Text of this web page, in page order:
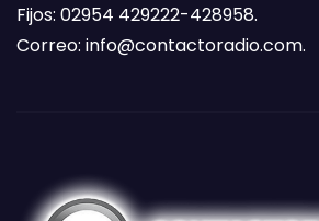
Fijos: 02954 429222-428958.
Correo: info@contactoradio.com.